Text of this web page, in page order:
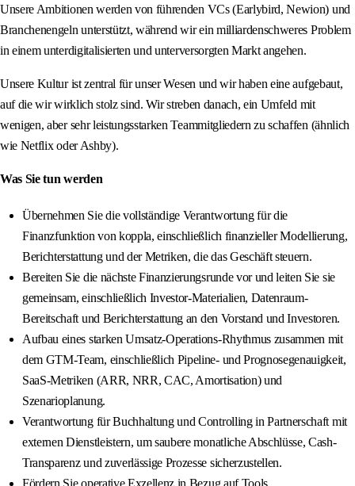
Unsere Ambitionen werden von führenden VCs (Earlybird, Newion) und
Branchenengeln unterstützt, während wir ein milliardenschweres Problem
in einem unterdigitalisierten und unterversorgten Markt angehen.
Unsere Kultur ist zentral für unser Wesen und wir haben eine aufgebaut,
auf die wir wirklich stolz sind. Wir streben danach, ein Umfeld mit
wenigen, aber sehr leistungsstarken Teammitgliedern zu schaffen (ähnlich
wie Netflix oder Ashby).
Was Sie tun werden
Übernehmen Sie die vollständige Verantwortung für die
Finanzfunktion von koppla, einschließlich finanzieller Modellierung,
Berichterstattung und der Metriken, die das Geschäft steuern.
Bereiten Sie die nächste Finanzierungsrunde vor und leiten Sie sie
gemeinsam, einschließlich Investor-Materialien, Datenraum-
Bereitschaft und Berichterstattung an den Vorstand und Investoren.
Aufbau eines starken Umsatz-Operations-Rhythmus zusammen mit
dem GTM-Team, einschließlich Pipeline- und Prognosegenauigkeit,
SaaS-Metriken (ARR, NRR, CAC, Amortisation) und
Szenarioplanung.
Verantwortung für Buchhaltung und Controlling in Partnerschaft mit
externen Dienstleistern, um saubere monatliche Abschlüsse, Cash-
Transparenz und zuverlässige Prozesse sicherzustellen.